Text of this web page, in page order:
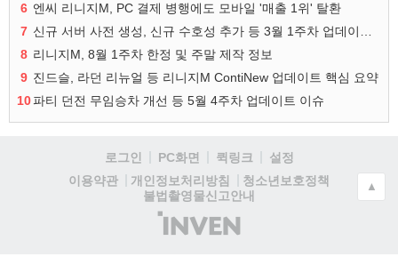
6 엔씨 리니지M, PC 결제 병행에도 모바일 '매출 1위' 탈환
7
8 리니지M, 8월 1주차 한정 및 주말 제작 정보
9 진드슬, 라던 리뉴얼 등 리니지M ContiNew 업데이트 핵심 요약
10파티 던전 무임승차 개선 등 5월 4주차 업데이트 이슈
로그인 PC화면 퀵링크
설정
이용약관
개인정보처리방침
청소년보호정책
불법촬영물신고안내
(주)
인
▲